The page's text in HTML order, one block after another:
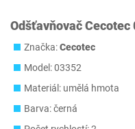
Odšťavňovač Cecotec
Značka:Cecotec
Model: 03352
Materiál: umělá hmota
Barva: černá